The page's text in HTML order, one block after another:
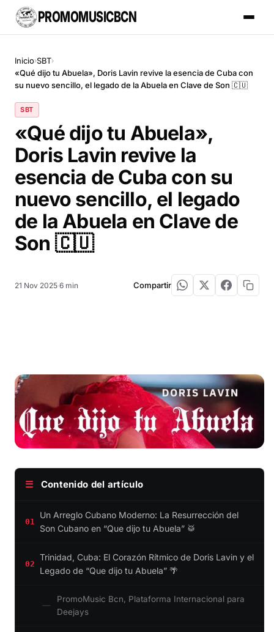
PROMOMUSICBCN
Inicio›SBT›
«Qué dijo tu Abuela», Doris Lavin revive la esencia de Cuba con
su nuevo sencillo, el legado de la Abuela en Clave de Son 🇨🇺
SBT
«Qué dijo tu Abuela»,
Doris Lavin revive la
esencia de Cuba con su
nuevo sencillo, el legado
de la Abuela en Clave de
Son 🇨🇺
21 Nov 2025·6 min Compartir
☰ Contenido del artículo
01
Un Arreglo Cubano Moderno: La Resurrección del
Son Cubano en “Que dijo tu Abuela” 🥁
02
Trinidad, Cuba: El Corazón Rítmico de Doris Lavin y el
Legado de “Que dijo tu Abuela” 🌴
PromoMusic Bcn, Plataforma Internacional para
Deejays